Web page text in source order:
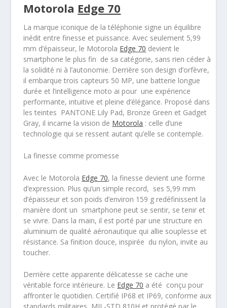
Motorola Edge 70
La marque iconique de la téléphonie signe un équilibre
inédit entre finesse et puissance. Avec seulement 5,99
mm d’épaisseur, le Motorola Edge 70 devient le
smartphone le plus fin de sa catégorie, sans rien céder à
la solidité ni à l’autonomie. Derrière son design d’orfèvre,
il embarque trois capteurs 50 MP, une batterie longue
durée et l’intelligence moto ai pour une expérience
performante, intuitive et pleine d’élégance. Proposé dans
les teintes PANTONE Lily Pad, Bronze Green et Gadget
Gray, il incarne la vision de Motorola : celle d’une
technologie qui se ressent autant qu’elle se contemple.
La finesse comme promesse
Avec le Motorola Edge 70, la finesse devient une forme
d’expression. Plus qu’un simple record, ses 5,99 mm
d’épaisseur et son poids d’environ 159 g redéfinissent la
manière dont un smartphone peut se sentir, se tenir et
se vivre. Dans la main, il est porté par une structure en
aluminium de qualité aéronautique qui allie souplesse et
résistance. Sa finition douce, inspirée du nylon, invite au
toucher.
Derrière cette apparente délicatesse se cache une
véritable force intérieure. Le Edge 70 a été conçu pour
affronter le quotidien. Certifié IP68 et IP69, conforme aux